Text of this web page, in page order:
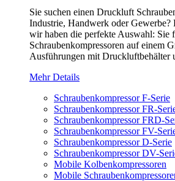
Sie suchen einen Druckluft
Industrie, Handwerk oder Gewerbe?
wir haben die perfekte Auswahl: Sie
Schraubenkompressoren auf einem
Ausführungen mit Druckluftbehälter
Mehr Details
Schraubenkompressor F-Serie
Schraubenkompressor FR-
Schraubenkompressor FRD-
Schraubenkompressor FV-
Schraubenkompressor D-Serie
Schraubenkompressor DV-
Mobile Kolbenkompressoren
Mobile